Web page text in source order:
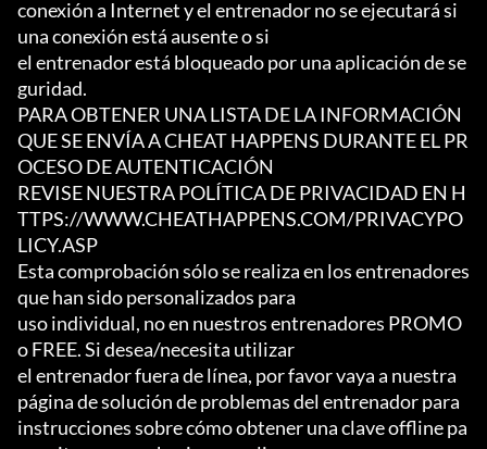
conexión a Internet y el entrenador no se ejecutará si
una conexión está ausente o si
el entrenador está bloqueado por una aplicación de se
guridad.
PARA OBTENER UNA LISTA DE LA INFORMACIÓN
QUE SE ENVÍA A CHEAT HAPPENS DURANTE EL PR
OCESO DE AUTENTICACIÓN
REVISE NUESTRA POLÍTICA DE PRIVACIDAD EN H
TTPS://WWW.CHEATHAPPENS.COM/PRIVACYPO
LICY.ASP
Esta comprobación sólo se realiza en los entrenadores
que han sido personalizados para
uso individual, no en nuestros entrenadores PROMO
o FREE. Si desea/necesita utilizar
el entrenador fuera de línea, por favor vaya a nuestra
página de solución de problemas del entrenador para
instrucciones sobre cómo obtener una clave offline pa